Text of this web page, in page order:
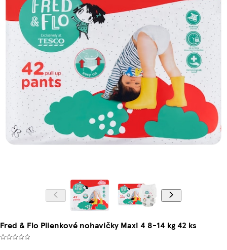
Fred & Flo Plienkové nohavičky Maxi 4 8-14 kg 42 ks